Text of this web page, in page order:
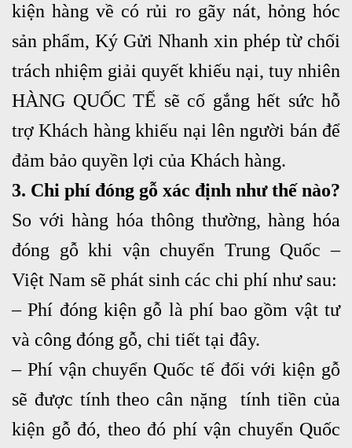
kiện hàng về có rủi ro gãy nát, hỏng hóc
sản phẩm, Ký Gửi Nhanh xin phép từ chối
trách nhiệm giải quyết khiếu nại, tuy nhiên
HÀNG QUỐC TẾ sẽ cố gắng hết sức hỗ
trợ Khách hàng khiếu nại lên người bán để
đảm bảo quyền lợi của Khách hàng.
3. Chi phí đóng gỗ xác định như thế nào?
So với hàng hóa thông thường, hàng hóa
đóng gỗ khi vận chuyển Trung Quốc –
Việt Nam sẽ phát sinh các chi phí như sau:
– Phí đóng kiện gỗ là phí bao gồm vật tư
và công đóng gỗ, chi tiết tại đây.
– Phí vận chuyển Quốc tế đối với kiện gỗ
sẽ được tính theo cân nặng tính tiền của
kiện gỗ đó, theo đó phí vận chuyển Quốc